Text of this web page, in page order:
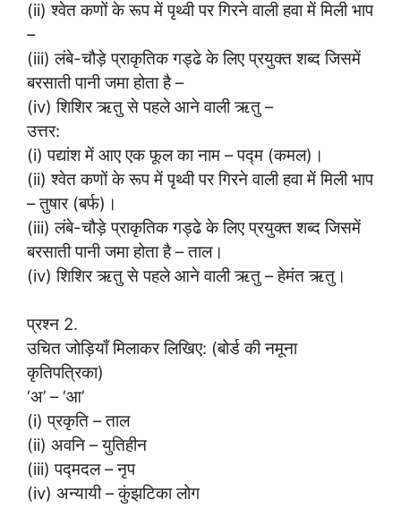
(ii) श्वेत कणों के रूप में पृथ्वी पर गिरने वाली हवा में मिली भाप
–
(iii) लंबे-चौड़े प्राकृतिक गड्ढे के लिए प्रयुक्त शब्द जिसमें
बरसाती पानी जमा होता है –
(iv) शिशिर ऋतु से पहले आने वाली ऋतु –
उत्तर:
(i) पद्यांश में आए एक फूल का नाम – पद्म (कमल)।
(ii) श्वेत कणों के रूप में पृथ्वी पर गिरने वाली हवा में मिली भाप
– तुषार (बर्फ)।
(iii) लंबे-चौड़े प्राकृतिक गड्ढे के लिए प्रयुक्त शब्द जिसमें
बरसाती पानी जमा होता है – ताल।
(iv) शिशिर ऋतु से पहले आने वाली ऋतु – हेमंत ऋतु।
प्रश्न 2.
उचित जोड़ियाँ मिलाकर लिखिए: (बोर्ड की नमूना
कृतिपत्रिका)
‘अ’ – ‘आ’
(i) प्रकृति – ताल
(ii) अवनि – युतिहीन
(iii) पद्मदल – नृप
(iv) अन्यायी – कुंझटिका लोग